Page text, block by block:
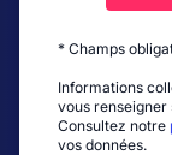
* Champs
Informations
vous
Consultez notre
vos données.